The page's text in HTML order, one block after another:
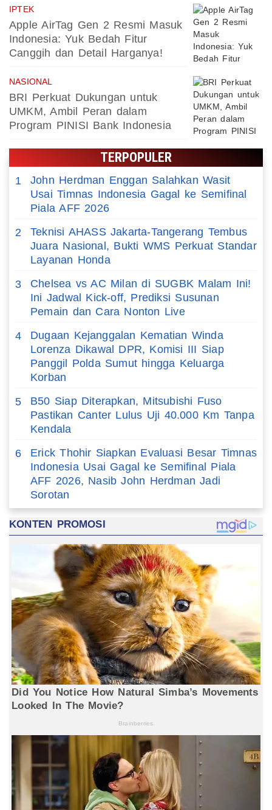
IPTEK
Apple AirTag Gen 2 Resmi Masuk
Indonesia: Yuk Bedah Fitur
Canggih dan Detail Harganya!
NASIONAL
BRI Perkuat Dukungan untuk
UMKM, Ambil Peran dalam
Program PINISI Bank Indonesia
TERPOPULER
1
John Herdman Enggan Salahkan Wasit
Usai Timnas Indonesia Gagal ke Semifinal
Piala AFF 2026
2
Teknisi AHASS Jakarta-Tangerang Tembus
Juara Nasional, Bukti WMS Perkuat Standar
Layanan Honda
3
Chelsea vs AC Milan di SUGBK Malam Ini!
Ini Jadwal Kick-off, Prediksi Susunan
Pemain dan Cara Nonton Live
4
Dugaan Kejanggalan Kematian Winda
Lorenza Dikawal DPR, Komisi III Siap
Panggil Polda Sumut hingga Keluarga
Korban
5
B50 Siap Diterapkan, Mitsubishi Fuso
Pastikan Canter Lulus Uji 40.000 Km Tanpa
Kendala
6
Erick Thohir Siapkan Evaluasi Besar Timnas
Indonesia Usai Gagal ke Semifinal Piala
AFF 2026, Nasib John Herdman Jadi
Sorotan